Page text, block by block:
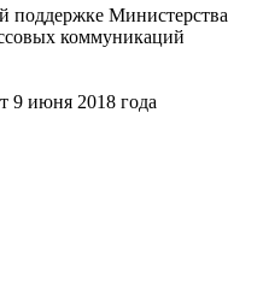
поддержке Министерства
коммуникаций
9 июня 2018 года